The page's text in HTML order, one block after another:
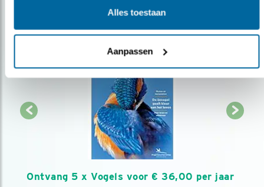
Alles toestaan
Aanpassen
Ontvang 5 x Vogels voor € 36,00 per jaar